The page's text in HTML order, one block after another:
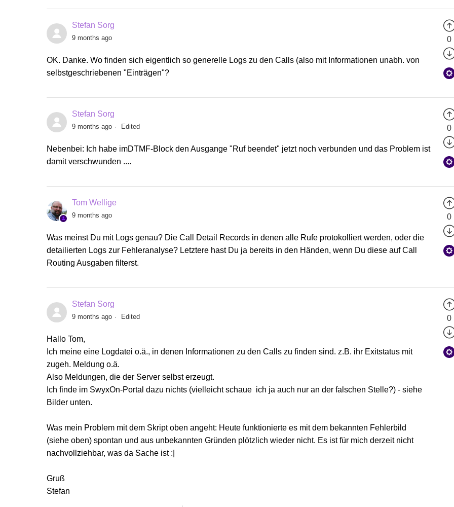
Stefan Sorg
9 months ago
OK. Danke. Wo finden sich eigentlich so generelle Logs zu den Calls (also mit Informationen unabh. von
selbstgeschriebenen "Einträgen"?
0
Stefan Sorg
9 months ago Edited
Nebenbei: Ich habe imDTMF-Block den Ausgange "Ruf beendet" jetzt noch verbunden und das Problem ist
damit verschwunden ....
0
Tom Wellige
9 months ago
Was meinst Du mit Logs genau? Die Call Detail Records in denen alle Rufe protokolliert werden, oder die
detailierten Logs zur Fehleranalyse? Letztere hast Du ja bereits in den Händen, wenn Du diese auf Call
Routing Ausgaben filterst.
0
Stefan Sorg
9 months ago Edited
Hallo Tom,
Ich meine eine Logdatei o.ä., in denen Informationen zu den Calls zu finden sind. z.B. ihr Exitstatus mit
zugeh. Meldung o.ä.
Also Meldungen, die der Server selbst erzeugt.
Ich finde im SwyxOn-Portal dazu nichts (vielleicht schaue ich ja auch nur an der falschen Stelle?) - siehe
Bilder unten.
Was mein Problem mit dem Skript oben angeht: Heute funktionierte es mit dem bekannten Fehlerbild
(siehe oben) spontan und aus unbekannten Gründen plötzlich wieder nicht. Es ist für mich derzeit nicht
nachvollziehbar, was da Sache ist :|
Gruß
Stefan
0